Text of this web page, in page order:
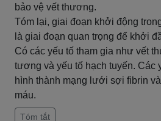
bảo vệ vết thương.
Tóm lại, giai đoạn khởi động
là giai đoạn quan trọng để khởi
Có các yếu tố tham gia như vết
tương và yếu tố hạch tuyến. Các
hình thành mạng lưới sợi fibrin
máu.
Tóm tắt